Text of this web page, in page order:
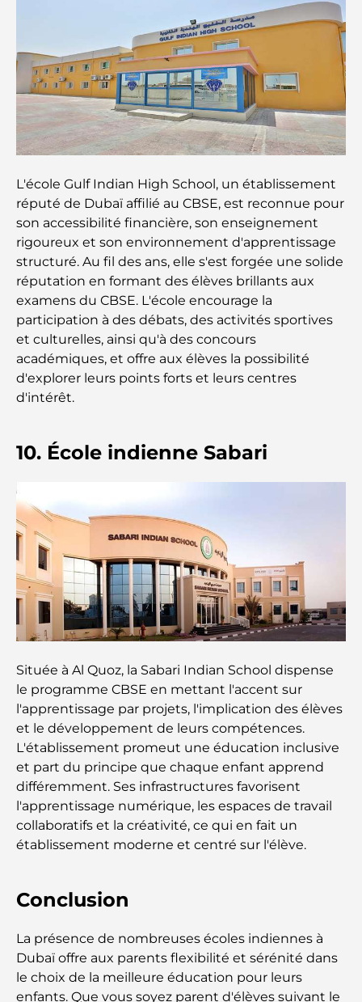
Écoles indiennes à Dubaï : Le guide ultime pour
les parents
Découverte des sites emblématiques d'Abu Dhabi
meilleures écoles de la capitale
Restaurants à Abou Dhabi : un tour savoureux de
la capitale
Gyms in Abu Dhabi: Your Guide to the Best
Fitness Spots in the City
Centres commerciaux à Abou Dhabi : votre guide
des meilleurs endroits pour faire du shopping en
ville
Les meilleurs endroits à visiter gratuitement à
Abou Dhabi
Les meilleures voitures électriques de luxe :
redéfinir la conduite moderne
Immobilier à Dubaï et à Abou Dhabi :
À la découverte des marques de montres les plus
chères au monde
Les quartiers les plus chers de Dubaï pour vivre
dans le luxe
Les célébrités internationales les plus en vue qui
vivent à Dubaï
Khalifa pour une expérience culinaire mémorable
Écoles américaines à Dubaï : Guide complet pour
Activités divertissantes à Dubaï pour adultes : les
L'école Gulf Indian High School, un établissement
réputé de Dubaï affilié au CBSE, est reconnue pour
son accessibilité financière, son enseignement
rigoureux et son environnement d'apprentissage
structuré. Au fil des ans, elle s'est forgée une solide
réputation en formant des élèves brillants aux
examens du CBSE. L'école encourage la
participation à des débats, des activités sportives
et culturelles, ainsi qu'à des concours
académiques, et offre aux élèves la possibilité
d'explorer leurs points forts et leurs centres
d'intérêt.
10. École indienne Sabari
Située à Al Quoz, la Sabari Indian School dispense
le programme CBSE en mettant l'accent sur
l'apprentissage par projets, l'implication des élèves
et le développement de leurs compétences.
L'établissement promeut une éducation inclusive
et part du principe que chaque enfant apprend
différemment. Ses infrastructures favorisent
l'apprentissage numérique, les espaces de travail
collaboratifs et la créativité, ce qui en fait un
établissement moderne et centré sur l'élève.
Conclusion
La présence de nombreuses écoles indiennes à
Dubaï offre aux parents flexibilité et sérénité dans
le choix de la meilleure éducation pour leurs
enfants. Que vous soyez parent d'élèves suivant le